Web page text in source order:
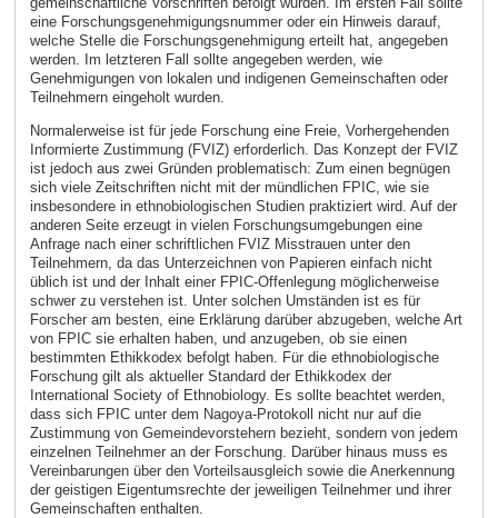
eine Forschungsgenehmigungsnummer oder ein Hinweis darauf,
welche Stelle die Forschungsgenehmigung erteilt hat, angegeben
werden. Im letzteren Fall sollte angegeben werden, wie
Genehmigungen von lokalen und indigenen Gemeinschaften oder
Teilnehmern eingeholt wurden.
Normalerweise ist für jede Forschung eine Freie, Vorhergehenden
Informierte Zustimmung (FVIZ) erforderlich. Das Konzept der FVIZ
ist jedoch aus zwei Gründen problematisch: Zum einen begnügen
sich viele Zeitschriften nicht mit der mündlichen FPIC, wie sie
insbesondere in ethnobiologischen Studien praktiziert wird. Auf der
anderen Seite erzeugt in vielen Forschungsumgebungen eine
Anfrage nach einer schriftlichen FVIZ Misstrauen unter den
Teilnehmern, da das Unterzeichnen von Papieren einfach nicht
üblich ist und der Inhalt einer FPIC-Offenlegung möglicherweise
schwer zu verstehen ist. Unter solchen Umständen ist es für
Forscher am besten, eine Erklärung darüber abzugeben, welche Art
von FPIC sie erhalten haben, und anzugeben, ob sie einen
bestimmten Ethikkodex befolgt haben. Für die ethnobiologische
Forschung gilt als aktueller Standard der Ethikkodex der
International Society of Ethnobiology. Es sollte beachtet werden,
dass sich FPIC unter dem Nagoya-Protokoll nicht nur auf die
Zustimmung von Gemeindevorstehern bezieht, sondern von jedem
einzelnen Teilnehmer an der Forschung. Darüber hinaus muss es
Vereinbarungen über den Vorteilsausgleich sowie die Anerkennung
der geistigen Eigentumsrechte der jeweiligen Teilnehmer und ihrer
Gemeinschaften enthalten.